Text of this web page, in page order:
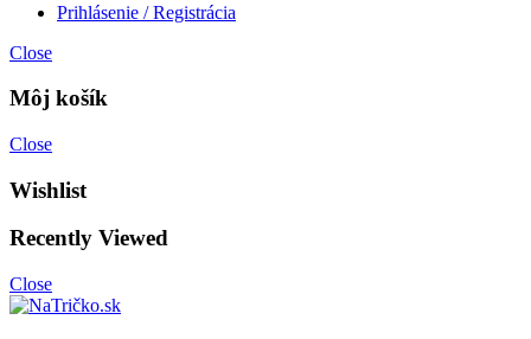
Prihlásenie / Registrácia
Close
Môj košík
Close
Wishlist
Recently Viewed
Close